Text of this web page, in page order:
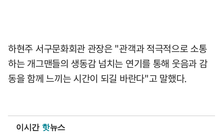
하현주 서구문화회관 관장은 "관객과 적극적으로 소통
하는 개그맨들의 생동감 넘치는 연기를 통해 웃음과 감
동을 함께 느끼는 시간이 되길 바란다"고 말했다.
이시간 핫뉴스